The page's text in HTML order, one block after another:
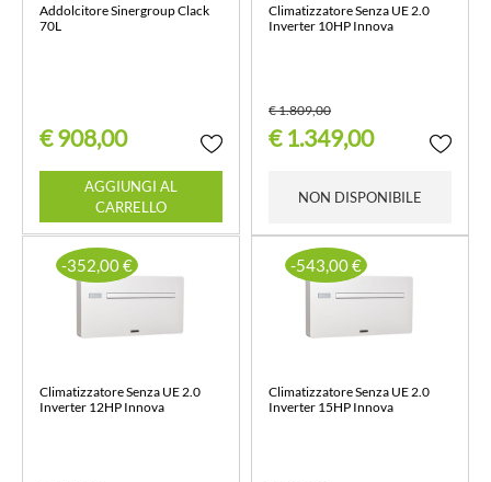
Addolcitore Sinergroup Clack
70L
€ 908,00
Quantità
AGGIUNGI AL
CARRELLO
Climatizzatore Senza UE 2.0
Inverter 10HP Innova
€ 1.809,00
€ 1.349,00
NON DISPONIBILE
-352,00 €
Climatizzatore Senza UE 2.0
Inverter 12HP Innova
-543,00 €
Climatizzatore Senza UE 2.0
Inverter 15HP Innova